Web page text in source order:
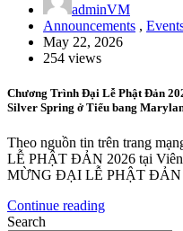
adminVM
Announcements ,
May 22, 2026
254 views
Chương Trình Đại Lễ Phật Đản
Silver Spring ở Tiểu bang
Theo nguồn tin trên trang
LỄ PHẬT ĐẢN 2026 tại
MỪNG ĐẠI LỄ PHẬT
Continue reading
Search